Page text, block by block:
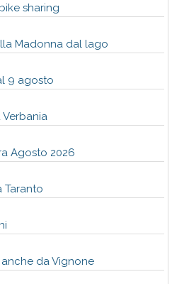
sharing
Madonna dal lago
9 agosto
Verbania
Agosto 2026
Taranto
anche da Vignone